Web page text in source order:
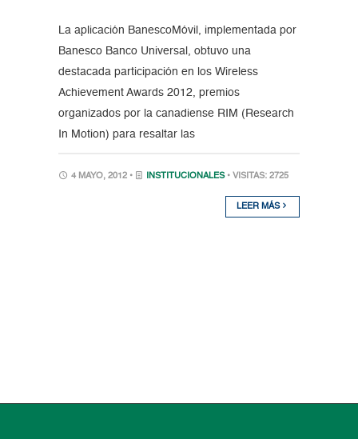
La aplicación BanescoMóvil, implementada por
Banesco Banco Universal, obtuvo una
destacada participación en los Wireless
Achievement Awards 2012, premios
organizados por la canadiense RIM (Research
In Motion) para resaltar las
4 MAYO, 2012 • INSTITUCIONALES • VISITAS: 2725
LEER MÁS